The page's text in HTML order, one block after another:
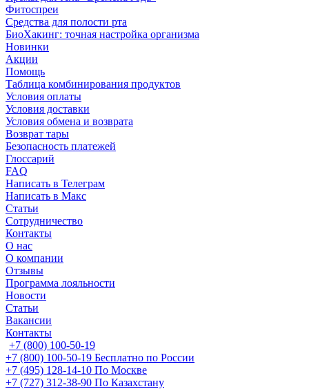
Фитоспреи
Средства для полости рта
БиоХакинг: точная настройка организма
Новинки
Акции
Помощь
Таблица комбинирования продуктов
Условия оплаты
Условия доставки
Условия обмена и возврата
Возврат тары
Безопасность платежей
Глоссарий
FAQ
Написать в Телеграм
Написать в Макс
Статьи
Сотрудничество
Контакты
О нас
О компании
Отзывы
Программа лояльности
Новости
Статьи
Вакансии
Контакты
+7 (800) 100-50-19
+7 (800) 100-50-19 Бесплатно по России
+7 (495) 128-14-10 По Москве
+7 (727) 312-38-90 По Казахстану